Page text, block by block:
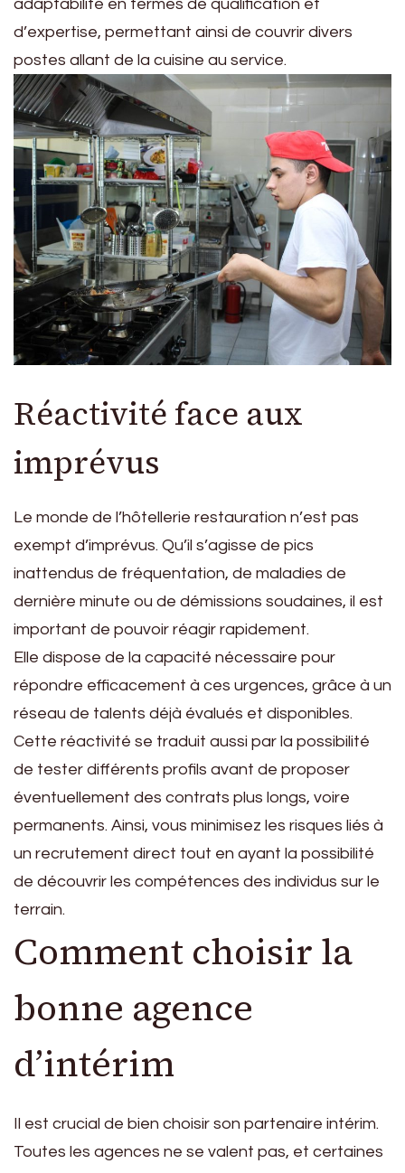
adaptabilité en termes de qualification et
d’expertise, permettant ainsi de couvrir divers
postes allant de la cuisine au service.
Réactivité face aux
imprévus
Le monde de l’hôtellerie restauration n’est pas
exempt d’imprévus. Qu’il s’agisse de pics
inattendus de fréquentation, de maladies de
dernière minute ou de démissions soudaines, il est
important de pouvoir réagir rapidement.
Elle dispose de la capacité nécessaire pour
répondre efficacement à ces urgences, grâce à un
réseau de talents déjà évalués et disponibles.
Cette réactivité se traduit aussi par la possibilité
de tester différents profils avant de proposer
éventuellement des contrats plus longs, voire
permanents. Ainsi, vous minimisez les risques liés à
un recrutement direct tout en ayant la possibilité
de découvrir les compétences des individus sur le
terrain.
Comment choisir la
bonne agence
d’intérim
Il est crucial de bien choisir son partenaire intérim.
Toutes les agences ne se valent pas, et certaines